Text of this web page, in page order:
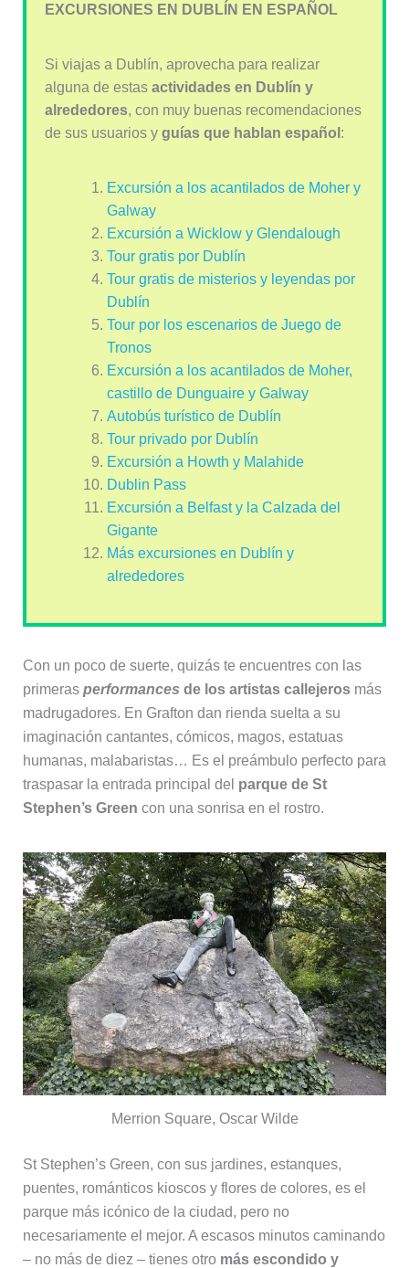
EXCURSIONES EN DUBLÍN EN ESPAÑOL
Si viajas a Dublín, aprovecha para realizar
alguna de estas actividades en Dublín y
alrededores, con muy buenas recomendaciones
de sus usuarios y guías que hablan español :
Excursión a los acantilados de Moher y
Galway
Excursión a Wicklow y Glendalough
Tour gratis por Dublín
Tour gratis de misterios y leyendas por
Dublín
Tour por los escenarios de Juego de
Tronos
Excursión a los acantilados de Moher,
castillo de Dunguaire y Galway
Autobús turístico de Dublín
Tour privado por Dublín
Excursión a Howth y Malahide
Dublin Pass
Excursión a Belfast y la Calzada del
Gigante
Más excursiones en Dublín y
alrededores
Con un poco de suerte, quizás te encuentres con las
primeras performances de los artistas callejerosmás
madrugadores. En Grafton dan rienda suelta a su
imaginación cantantes, cómicos, magos, estatuas
humanas, malabaristas… Es el preámbulo perfecto para
traspasar la entrada principal del parque de St
Stephen’s Green con una sonrisa en el rostro.
Merrion Square, Oscar Wilde
St Stephen’s Green, con sus jardines, estanques,
puentes, románticos kioscos y flores de colores, es el
parque más icónico de la ciudad, pero no
necesariamente el mejor. A escasos minutos caminando
– no más de diez – tienes otro más escondido y